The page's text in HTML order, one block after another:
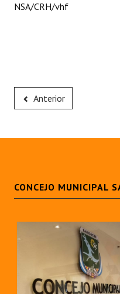
NSA/CRH/vhf
Anterior
CONCEJO MUNICIPAL